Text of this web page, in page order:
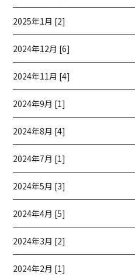
2025年1月 [2]
2024年12月 [6]
2024年11月 [4]
2024年9月 [1]
2024年8月 [4]
2024年7月 [1]
2024年5月 [3]
2024年4月 [5]
2024年3月 [2]
2024年2月 [1]